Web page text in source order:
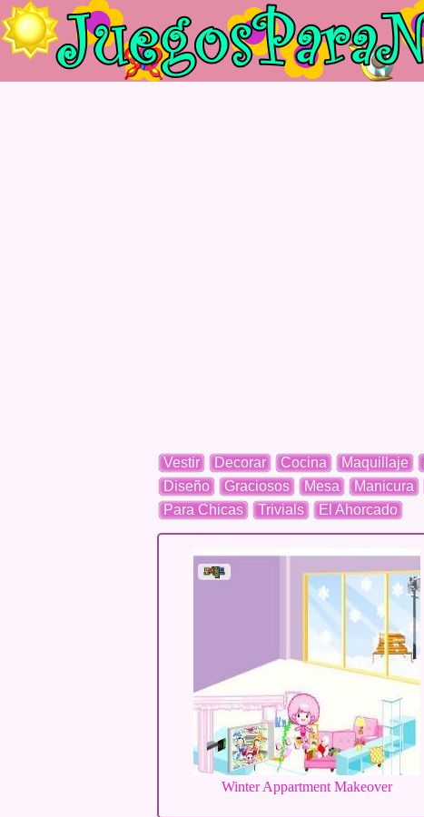
Vestir Decorar Cocina Maquillaje
Diseño
Graciosos Mesa Manicura
Para Chicas
Trivials El Ahorcado
Winter Appartment Makeover